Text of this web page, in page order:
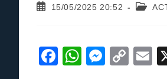
Post15/05/2025 20:52
Post
F
W
M
C
E